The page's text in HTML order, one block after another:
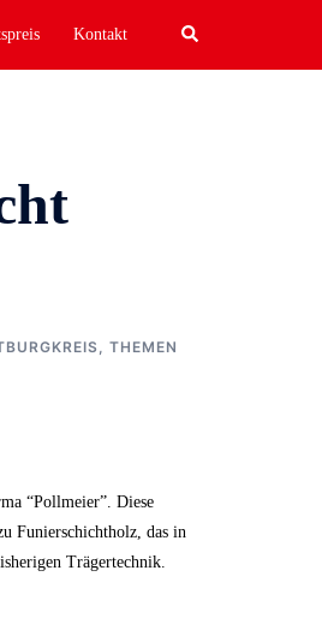
Kontakt Search
THEMEN
“Pollmeier”. Diese
Funierschichtholz, das in
Trägertechnik.